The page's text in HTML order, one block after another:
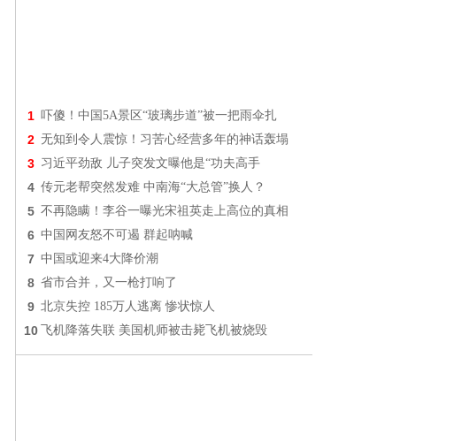
1 吓傻！中国5A景区“玻璃步道”被一把雨伞扎
2 无知到令人震惊！习苦心经营多年的神话轰塌
3 习近平劲敌 儿子突发文曝他是“功夫高手
4 传元老帮突然发难 中南海“大总管”换人？
5 不再隐瞒！李谷一曝光宋祖英走上高位的真相
6 中国网友怒不可遏 群起呐喊
7 中国或迎来4大降价潮
8 省市合并，又一枪打响了
9 北京失控 185万人逃离 惨状惊人
10 飞机降落失联 美国机师被击毙飞机被烧毁